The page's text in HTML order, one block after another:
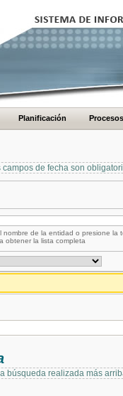
Planificación Procesos
de fecha son
nombre de la entidad o presione la
obtener la lista completa
búsqueda realizada más